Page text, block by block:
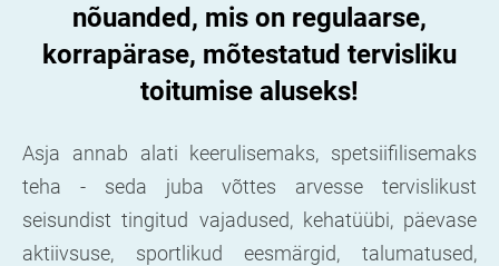
nõuanded, mis on regulaarse,
korrapärase, mõtestatud tervisliku
toitumise aluseks!
Asja annab alati keerulisemaks, spetsiifilisemaks
teha - seda juba võttes arvesse tervislikust
seisundist tingitud vajadused, kehatüübi, päevase
aktiivsuse, sportlikud eesmärgid, talumatused,